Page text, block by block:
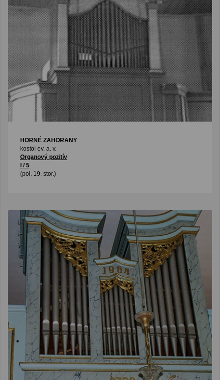
HORNÉ ZAHORANY
kostol ev. a. v.
Organový pozitív
I / 5
(pol. 19. stor.)